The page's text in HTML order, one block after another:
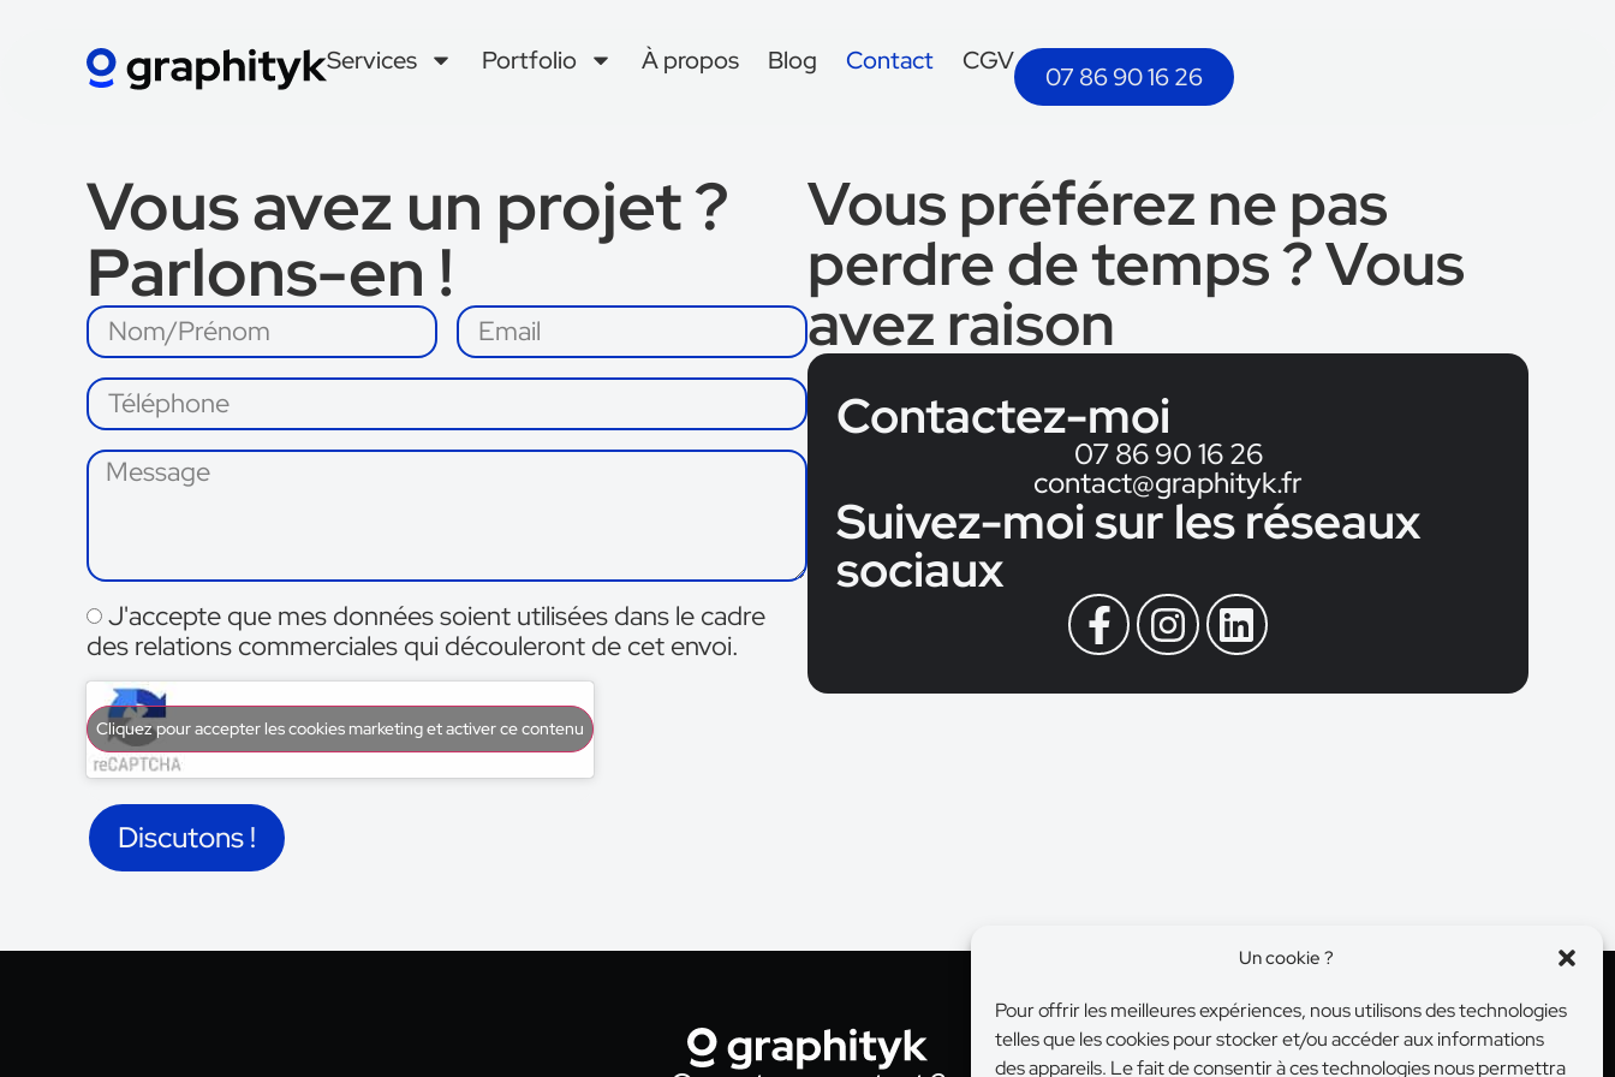
Un cookie ?
Pour offrir les meilleures expériences, nous utilisons des technologies
telles que les cookies pour stocker et/ou accéder aux informations
des appareils. Le fait de consentir à ces technologies nous permettra
Services Portfolio À propos Blog Contact CGV
07 86 90 16 26
Vous avez un projet ?
Parlons-en !
J'accepte que mes données soient utilisées dans le cadre
des relations commerciales qui découleront de cet envoi.
Cliquez pour accepter les cookies marketing et activer ce contenu
Discutons !
Vous préférez ne pas
perdre de temps ? Vous
avez raison
Contactez-moi
07 86 90 16 26
contact@graphityk.fr
Suivez-moi sur les réseaux
sociaux